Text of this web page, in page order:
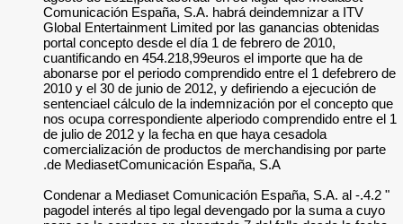
Comunicación
Global
portal concepto
cuantificando en
abonarse por el
2010 y el 30 de
sentenciael cálculo
nos ocupa
de julio de 2012 y
comercialización
" 4.2.- Condenar a
pagodel interés al